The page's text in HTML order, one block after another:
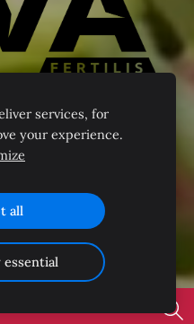
services, for
your experience.
all